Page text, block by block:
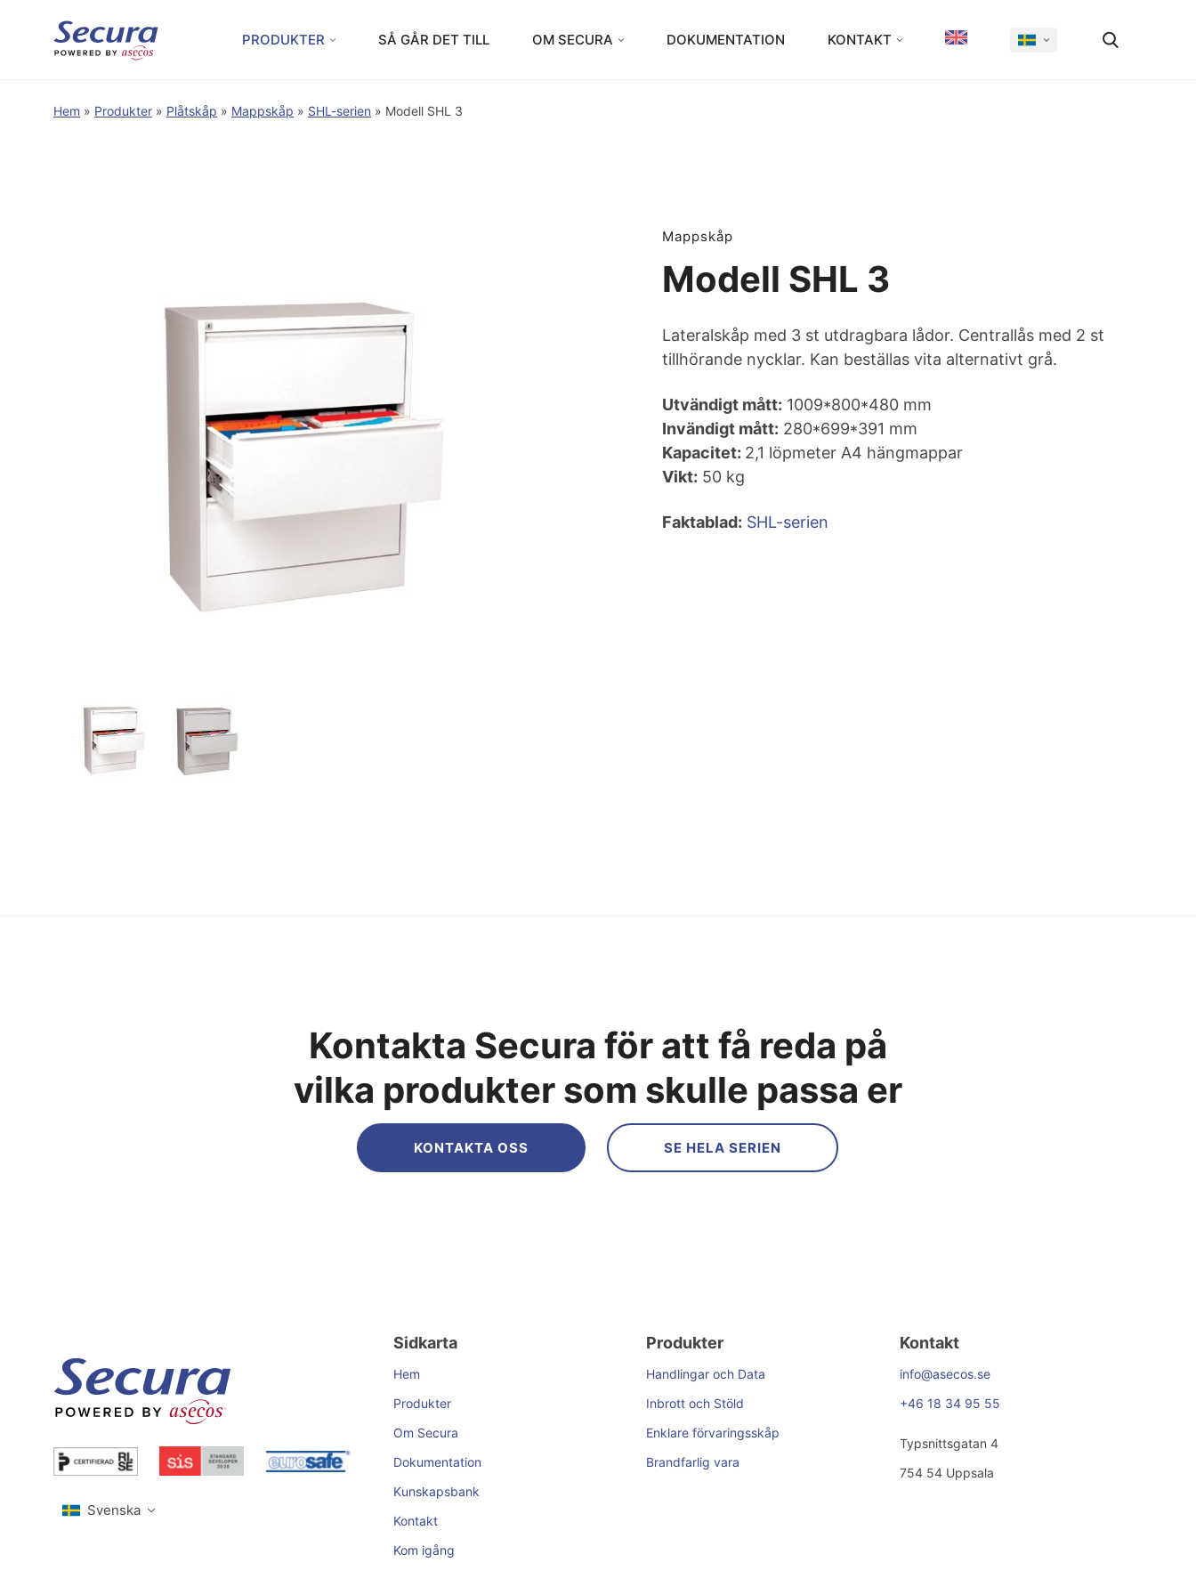
PRODUKTER SÅ GÅR DET TILL OM SECURA DOKUMENTATION KONTAKT
Hem » Produkter » Plåtskåp » Mappskåp » SHL-serien » Modell SHL 3
Mappskåp
Modell SHL 3
Lateralskåp med 3 st utdragbara lådor. Centrallås med 2 st
tillhörande nycklar. Kan beställas vita alternativt grå.
Utvändigt mått: 1009*800*480 mm
Invändigt mått: 280*699*391 mm
Kapacitet: 2,1 löpmeter A4 hängmappar
Vikt: 50 kg
Faktablad: SHL-serien
Kontakta Secura för att få reda på
vilka produkter som skulle passa er
KONTAKTA OSS SE HELA SERIEN
Sidkarta
Hem
Produkter
Om Secura
Dokumentation
Kunskapsbank
Kontakt
Kom igång
Produkter
Handlingar och Data
Inbrott och Stöld
Enklare förvaringsskåp
Brandfarlig vara
Kontakt
info@asecos.se
+46 18 34 95 55
Typsnittsgatan 4
754 54 Uppsala